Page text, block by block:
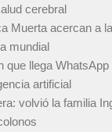
cerebral
Muerta acercan a
mundial
que llega
artificial
volvió la familia